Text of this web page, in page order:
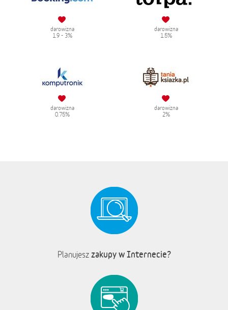
darowizna
1.9 - 3%
darowizna
1.5%
darowizna
0.75%
darowizna
2%
Planujesz zakupy w Internecie?